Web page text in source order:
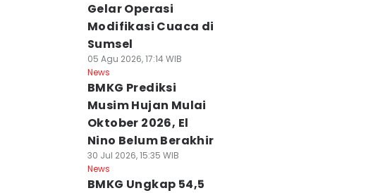
Gelar Operasi
Modifikasi Cuaca di
Sumsel
05 Agu 2026, 17:14 WIB
News
BMKG Prediksi
Musim Hujan Mulai
Oktober 2026, El
Nino Belum Berakhir
30 Jul 2026, 15:35 WIB
News
BMKG Ungkap 54,5